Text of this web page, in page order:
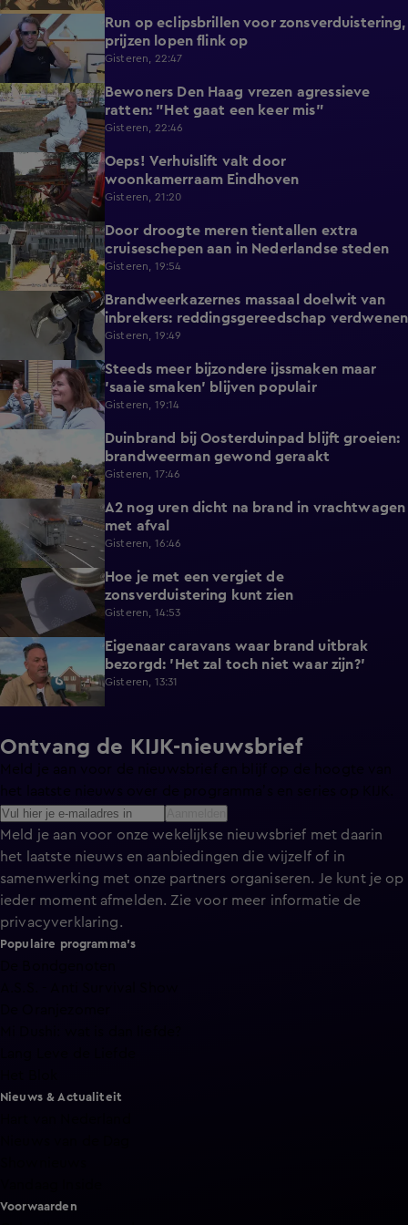
2:06
Run op eclipsbrillen voor zonsverduistering,
prijzen lopen flink op
Gisteren, 22:47
1:54
Bewoners Den Haag vrezen agressieve
ratten: "Het gaat een keer mis"
Gisteren, 22:46
0:58
Oeps! Verhuislift valt door
woonkamerraam Eindhoven
Gisteren, 21:20
2:11
Door droogte meren tientallen extra
cruiseschepen aan in Nederlandse steden
Gisteren, 19:54
Brandweerkazernes massaal doelwit van
inbrekers: reddingsgereedschap verdwenen
Gisteren, 19:49
1:17
Steeds meer bijzondere ijssmaken maar
'saaie smaken' blijven populair
Gisteren, 19:14
Duinbrand bij Oosterduinpad blijft groeien:
brandweerman gewond geraakt
Gisteren, 17:46
A2 nog uren dicht na brand in vrachtwagen
met afval
Gisteren, 16:46
1:21
Hoe je met een vergiet de
zonsverduistering kunt zien
Gisteren, 14:53
2:14
Eigenaar caravans waar brand uitbrak
bezorgd: 'Het zal toch niet waar zijn?'
Gisteren, 13:31
Ontvang de KIJK-nieuwsbrief
Meld je aan voor de nieuwsbrief en blijf op de hoogte van
Meld je aan voor onze wekelijkse nieuwsbrief met daarin
het laatste nieuws en aanbiedingen die wijzelf of in
samenwerking met onze partners organiseren. Je kunt je op
ieder moment afmelden. Zie voor meer informatie de
privacyverklaring.
Populaire programma's
Nieuws & Actualiteit
Voorwaarden